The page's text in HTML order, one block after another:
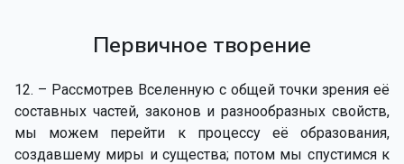
Первичное творение
12. – Рассмотрев Вселенную с общей точки зрения её
составных частей, законов и разнообразных свойств,
мы можем перейти к процессу её образования,
создавшему миры и существа; потом мы спустимся к